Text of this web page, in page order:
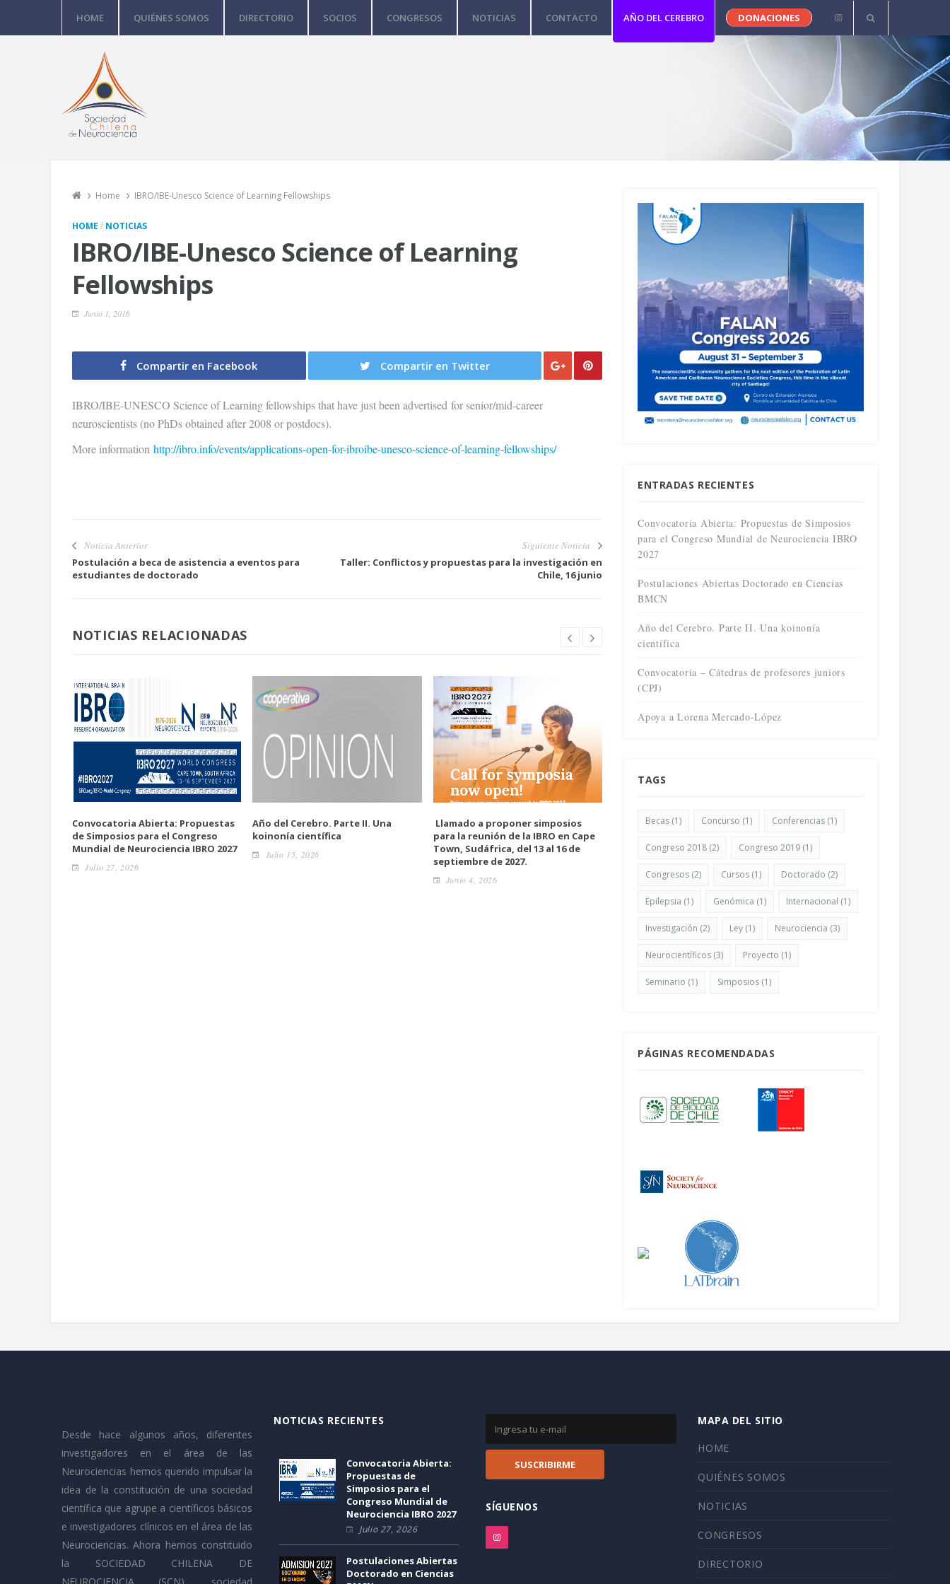
HOME QUIÉNES SOMOS DIRECTORIO SOCIOS CONGRESOS NOTICIAS CONTACTO AÑO DEL CEREBRO DONACIONES
Home IBRO/IBE-Unesco Science of Learning Fellowships
HOME / NOTICIAS
IBRO/IBE-Unesco Science of Learning
Fellowships
Junio 1, 2016
Compartir en Facebook Compartir en Twitter
IBRO/IBE-UNESCO Science of Learning fellowships that have just been advertised for senior/mid-career
neuroscientists (no PhDs obtained after 2008 or postdocs).
More information http://ibro.info/events/applications-open-for-ibroibe-unesco-science-of-learning-fellowships/
Noticia Anterior
Postulación a beca de asistencia a eventos para
estudiantes de doctorado
Siguiente Noticia
Taller: Conflictos y propuestas para la investigación en
Chile, 16 junio
NOTICIAS RELACIONADAS
Convocatoria Abierta: Propuestas
de Simposios para el Congreso
Mundial de Neurociencia IBRO 2027
Julio 27, 2026
Año del Cerebro. Parte II. Una
koinonía científica
Julio 15, 2026
Llamado a proponer simposios
para la reunión de la IBRO en Cape
Town, Sudáfrica, del 13 al 16 de
septiembre de 2027.
Junio 4, 2026
Encuesta mapeo del campo
Abril 24, 2026
NeuroFest: La Feria del Cerebro
Abril 22, 2026
ENTRADAS RECIENTES
Convocatoria Abierta: Propuestas de Simposios
para el Congreso Mundial de Neurociencia IBRO
2027
Postulaciones Abiertas Doctorado en Ciencias
BMCN
Año del Cerebro. Parte II. Una koinonía
científica
Convocatoria – Cátedras de profesores juniors
(CPJ)
Apoya a Lorena Mercado-López
TAGS
Becas (1) Concurso (1) Conferencias (1)
Congreso 2018 (2) Congreso 2019 (1)
Congresos (2) Cursos (1) Doctorado (2)
Epilepsia (1) Genómica (1) Internacional (1)
Investigación (2) Ley (1) Neurociencia (3)
Neurocientíficos (3) Proyecto (1)
Seminario (1) Simposios (1)
PÁGINAS RECOMENDADAS
Desde hace algunos años, diferentes
investigadores en el área de las
Neurociencias hemos querido impulsar la
idea de la constitución de una sociedad
científica que agrupe a científicos básicos
e investigadores clínicos en el área de las
Neurociencias. Ahora hemos constituido
la SOCIEDAD CHILENA DE
NOTICIAS RECIENTES
Convocatoria Abierta:
Propuestas de
Simposios para el
Congreso Mundial de
Neurociencia IBRO 2027
Julio 27, 2026
Postulaciones Abiertas
Doctorado en Ciencias
SÍGUENOS
MAPA DEL SITIO
HOME
QUIÉNES SOMOS
NOTICIAS
CONGRESOS
DIRECTORIO